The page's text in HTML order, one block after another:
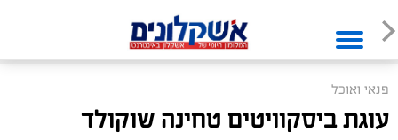
פנאי ואוכל
עוגת ביסקוויטים טחינה שוקולד